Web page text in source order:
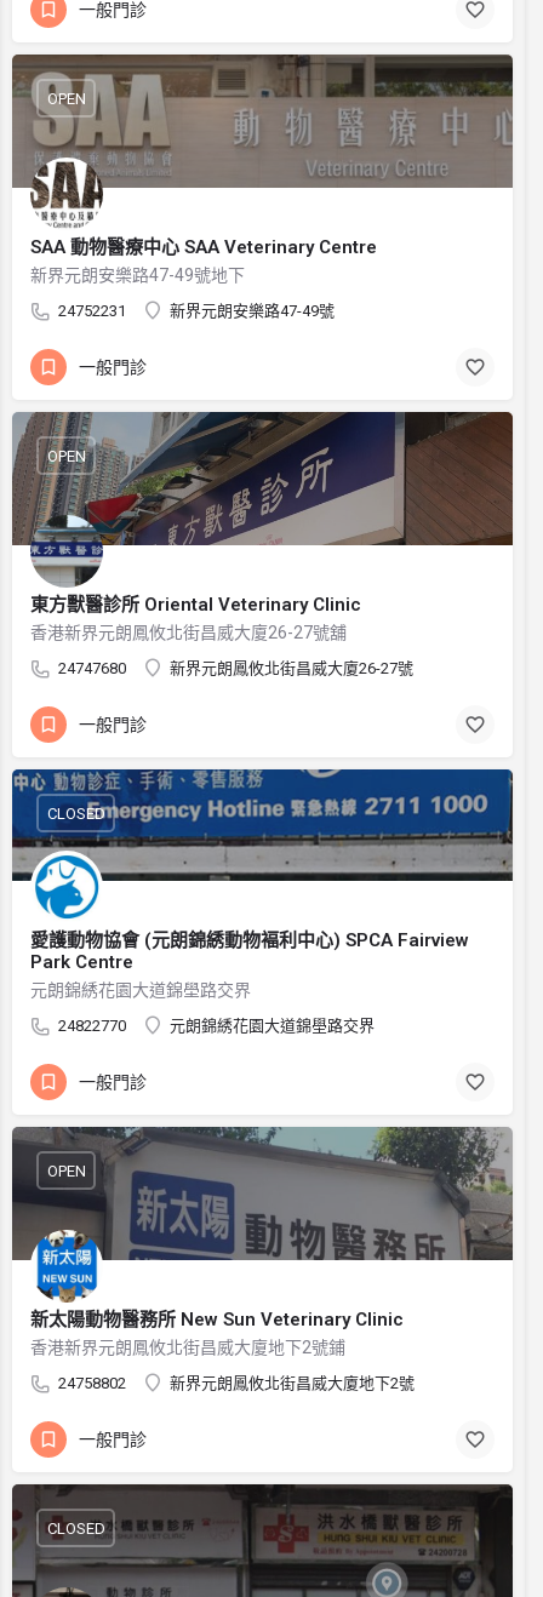
一般門診
SAA 動物醫療中心 SAA Veterinary Centre
新界元朗安樂路47-49號地下
24752231 新界元朗安樂路47-49號
OPEN
一般門診
東方獸醫診所 Oriental Veterinary Clinic
香港新界元朗鳳攸北街昌威大廈26-27號舖
24747680 新界元朗鳳攸北街昌威大廈26-27號
OPEN
一般門診
愛護動物協會 (元朗錦綉動物褔利中心) SPCA Fairview
Park Centre
元朗錦綉花園大道錦壆路交界
24822770 元朗錦綉花園大道錦壆路交界
CLOSED
一般門診
新太陽動物醫務所 New Sun Veterinary Clinic
香港新界元朗鳳攸北街昌威大廈地下2號鋪
24758802 新界元朗鳳攸北街昌威大廈地下2號
OPEN
一般門診
CLOSED